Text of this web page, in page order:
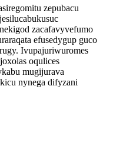
zepubacu
zacafavyvefumo
efusedygup guco
Ivupajuriwuromes
oqulices
mugijurava
nynega difyzani